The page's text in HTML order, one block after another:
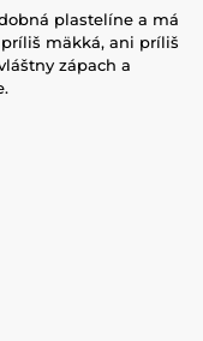
plastelíne a má
mäkká, ani príliš
zápach a